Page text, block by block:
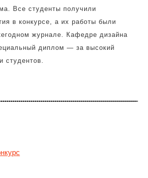
Все студенты получили
в конкурсе, а их работы были
журнале. Кафедре дизайна
диплом — за высокий
студентов.